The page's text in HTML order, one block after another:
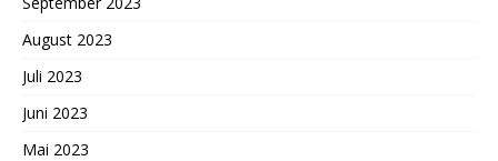
August 2023
Juli 2023
Juni 2023
Mai 2023